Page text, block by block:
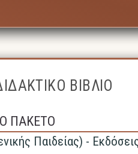
ΒΙΒΛΙΟ
ΠΑΚΕΤΟ
Παιδείας) -